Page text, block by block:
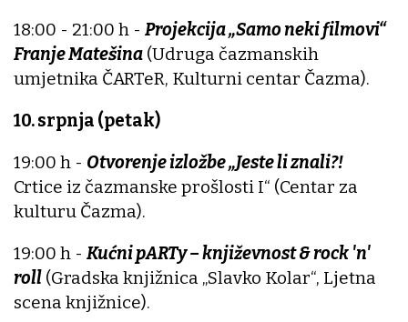
18:00 - 21:00 h - Projekcija „Samo neki filmovi“
Franje Matešina (Udruga čazmanskih
umjetnika ČARTeR, Kulturni centar Čazma).
10. srpnja (petak)
19:00 h - Otvorenje izložbe „Jeste li znali?!
Crtice iz čazmanske prošlosti I“ (Centar za
kulturu Čazma).
19:00 h - Kućni pARTy – književnost & rock 'n'
roll (Gradska knjižnica „Slavko Kolar“, Ljetna
scena knjižnice).